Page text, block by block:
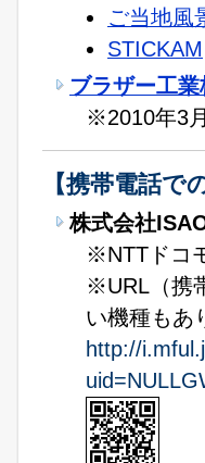
ご当地風
STICKAM
ブラザー工
※2010年3
【携帯電話で
株式会社
※NTTドコ
※URL（携
い機種もあ
http://